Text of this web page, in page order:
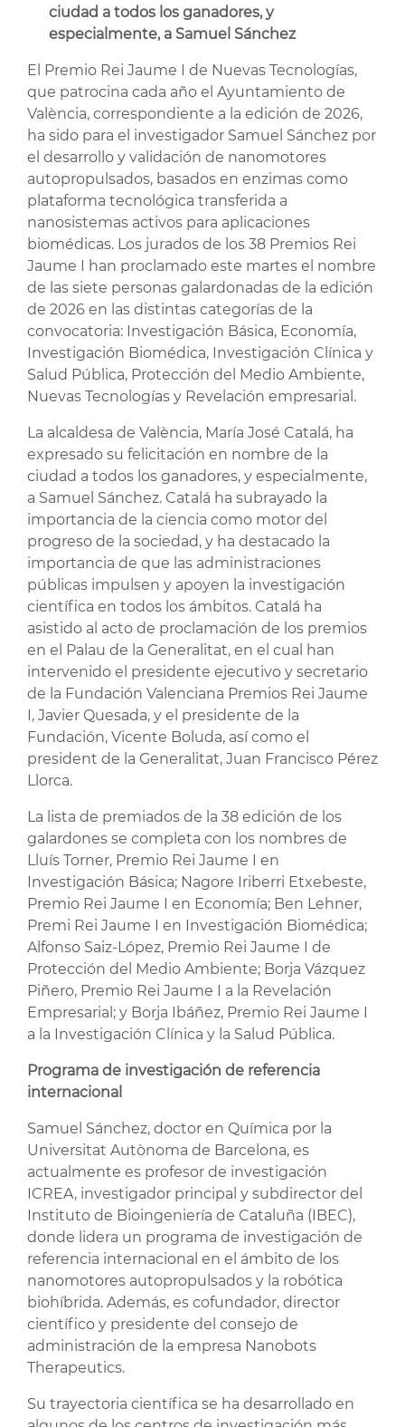
ciudad a todos los ganadores, y
especialmente, a Samuel Sánchez
El Premio Rei Jaume I de Nuevas Tecnologías,
que patrocina cada año el Ayuntamiento de
València, correspondiente a la edición de 2026,
ha sido para el investigador Samuel Sánchez por
el desarrollo y validación de nanomotores
autopropulsados, basados en enzimas como
plataforma tecnológica transferida a
nanosistemas activos para aplicaciones
biomédicas. Los jurados de los 38 Premios Rei
Jaume I han proclamado este martes el nombre
de las siete personas galardonadas de la edición
de 2026 en las distintas categorías de la
convocatoria: Investigación Básica, Economía,
Investigación Biomédica, Investigación Clínica y
Salud Pública, Protección del Medio Ambiente,
Nuevas Tecnologías y Revelación empresarial.
La alcaldesa de València, María José Catalá, ha
expresado su felicitación en nombre de la
ciudad a todos los ganadores, y especialmente,
a Samuel Sánchez. Catalá ha subrayado la
importancia de la ciencia como motor del
progreso de la sociedad, y ha destacado la
importancia de que las administraciones
públicas impulsen y apoyen la investigación
científica en todos los ámbitos. Catalá ha
asistido al acto de proclamación de los premios
en el Palau de la Generalitat, en el cual han
intervenido el presidente ejecutivo y secretario
de la Fundación Valenciana Premios Rei Jaume
I, Javier Quesada, y el presidente de la
Fundación, Vicente Boluda, así como el
president de la Generalitat, Juan Francisco Pérez
Llorca.
La lista de premiados de la 38 edición de los
galardones se completa con los nombres de
Lluís Torner, Premio Rei Jaume I en
Investigación Básica; Nagore Iriberri Etxebeste,
Premio Rei Jaume I en Economía; Ben Lehner,
Premi Rei Jaume I en Investigación Biomédica;
Alfonso Saiz-López, Premio Rei Jaume I de
Protección del Medio Ambiente; Borja Vázquez
Piñero, Premio Rei Jaume I a la Revelación
Empresarial; y Borja Ibáñez, Premio Rei Jaume I
a la Investigación Clínica y la Salud Pública.
Programa de investigación de referencia
internacional
Samuel Sánchez, doctor en Química por la
Universitat Autònoma de Barcelona, es
actualmente es profesor de investigación
ICREA, investigador principal y subdirector del
Instituto de Bioingeniería de Cataluña (IBEC),
donde lidera un programa de investigación de
referencia internacional en el ámbito de los
nanomotores autopropulsados y la robótica
biohíbrida. Además, es cofundador, director
científico y presidente del consejo de
administración de la empresa Nanobots
Therapeutics.
Su trayectoria científica se ha desarrollado en